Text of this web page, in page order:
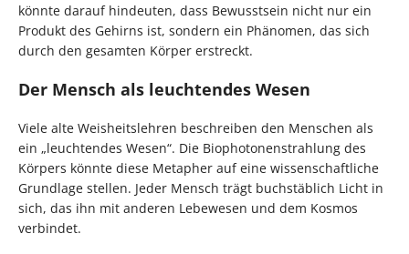
könnte darauf hindeuten, dass Bewusstsein nicht nur ein
Produkt des Gehirns ist, sondern ein Phänomen, das sich
durch den gesamten Körper erstreckt.
Der Mensch als leuchtendes Wesen
Viele alte Weisheitslehren beschreiben den Menschen als
ein „leuchtendes Wesen“. Die Biophotonenstrahlung des
Körpers könnte diese Metapher auf eine wissenschaftliche
Grundlage stellen. Jeder Mensch trägt buchstäblich Licht in
sich, das ihn mit anderen Lebewesen und dem Kosmos
verbindet.